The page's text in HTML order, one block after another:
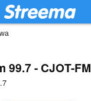
99.7 - CJOT-FM